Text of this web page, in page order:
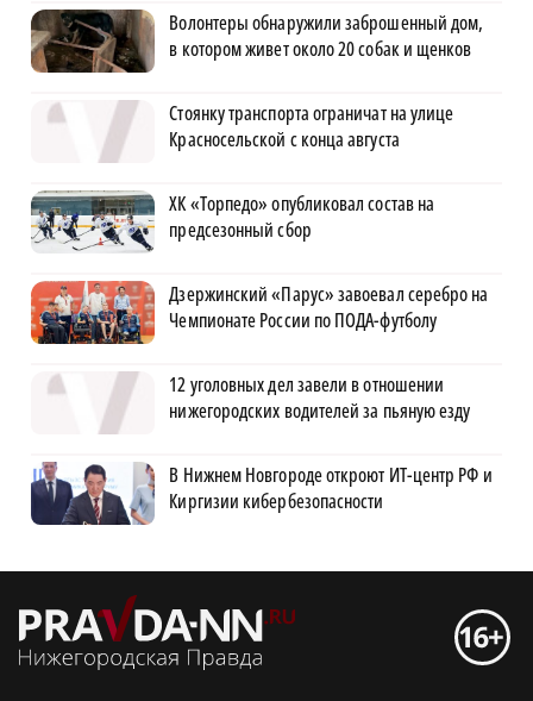
Волонтеры обнаружили заброшенный дом,
в котором живет около 20 собак и щенков
Стоянку транспорта ограничат на улице
Красносельской с конца августа
ХК «Торпедо» опубликовал состав на
предсезонный сбор
Дзержинский «Парус» завоевал серебро на
Чемпионате России по ПОДА-футболу
12 уголовных дел завели в отношении
нижегородских водителей за пьяную езду
В Нижнем Новгороде откроют ИТ-центр РФ и
Киргизии кибербезопасности